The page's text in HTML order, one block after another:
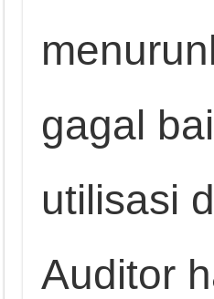
gagal
utilisasi
Auditor